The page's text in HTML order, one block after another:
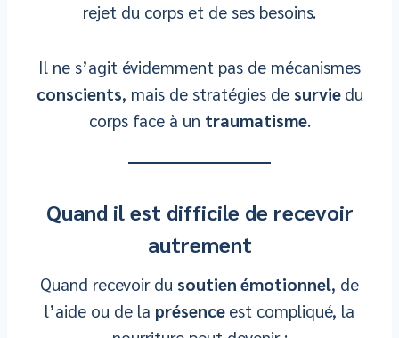
rejet du corps et de ses besoins.
Il ne s’agit évidemment pas de mécanismes
conscients, mais de stratégies de survie du
corps face à un traumatisme.
Quand il est difficile de recevoir
autrement
Quand recevoir du soutien émotionnel, de
l’aide ou de la présence est compliqué, la